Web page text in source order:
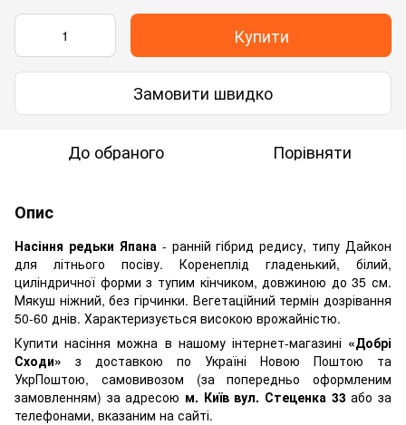
Купити
Замовити швидко
До обраного Порівняти
Опис
Насіння редьки Япана - ранній гібрид редису, типу Дайкон
для літнього посіву. Коренеплід гладенький, білий,
циліндричної форми з тупим кінчиком, довжиною до 35 см.
Мякуш ніжний, без гірчинки. Вегетаційний термін дозрівання
50-60 днів. Характеризується високою врожайністю.
Купити насіння можна в нашому інтернет-магазині «Добрі
Сходи» з доставкою по Україні Новою Поштою та
УкрПоштою, самовивозом (за попередньо оформленим
замовленням) за адресою м. Київ вул. Стеценка 33або за
телефонами, вказаним на сайті.